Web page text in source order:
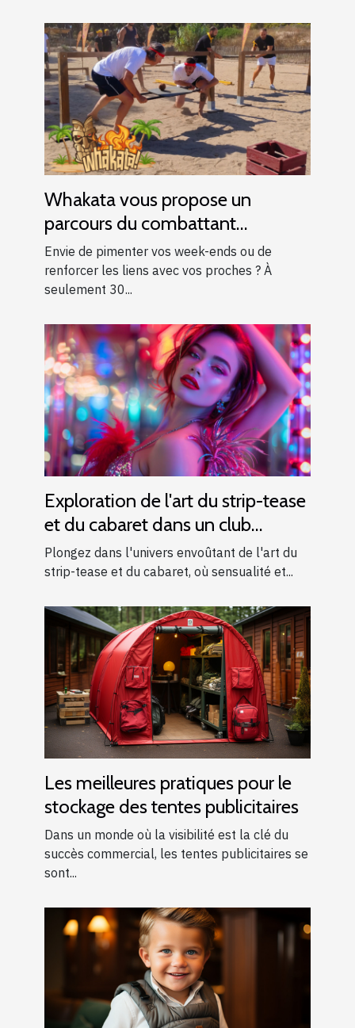
Whakata vous propose un
parcours du combattant
d’exception près d’Aix-en-
Provence !
Envie de pimenter vos week-ends ou de
renforcer les liens avec vos proches ? À
seulement 30...
Exploration de l'art du strip-tease
et du cabaret dans un club
moderne
Plongez dans l'univers envoûtant de l'art du
strip-tease et du cabaret, où sensualité et...
Les meilleures pratiques pour le
stockage des tentes publicitaires
Dans un monde où la visibilité est la clé du
succès commercial, les tentes publicitaires se
sont...